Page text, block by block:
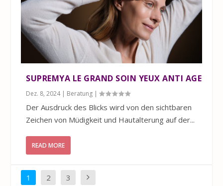
SUPREMYA LE GRAND SOIN YEUX ANTI AGE
Dez. 8, 2024| Beratung |
Der Ausdruck des Blicks wird von den sichtbaren
Zeichen von Müdigkeit und Hautalterung auf der...
READ MORE
1 2 3